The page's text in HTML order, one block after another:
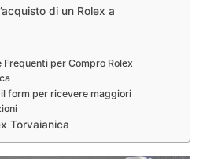
di un Rolex a
Frequenti per Compro Rolex
form per ricevere maggiori
Torvaianica